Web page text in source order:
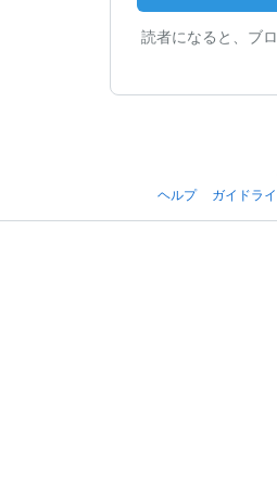
読者になると、ブ
ヘルプ
ガイドラ